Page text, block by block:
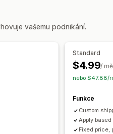
Cílení
vašemu podnikání.
Standard
$4.99/
nebo $47.88/
Funkce
Custom
Apply
Fixed price,